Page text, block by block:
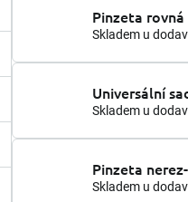
Pinzeta
Skladem u
Universální
Skladem u
Pinzeta
Skladem u